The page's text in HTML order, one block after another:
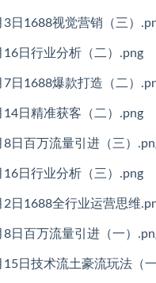
日1688视觉营销（三）
日行业分析（二）.png
日1688爆款打造（二）
日精准获客（二）.png
日百万流量引进（三）
日行业分析（三）.png
日1688全行业运营思维
日百万流量引进（一）
日技术流土豪流玩法（